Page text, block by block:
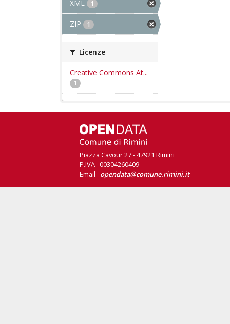
XML 1
ZIP 1
Licenze
Creative Commons At...
1
Piazza Cavour 27 - 47921 Rimini
P.IVA 00304260409
Email opendata@comune.rimini.it